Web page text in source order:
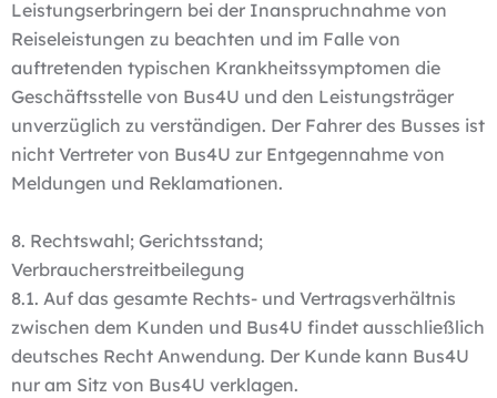
Leistungserbringern bei der Inanspruchnahme von
Reiseleistungen zu beachten und im Falle von
auftretenden typischen Krankheitssymptomen die
Geschäftsstelle von Bus4U und den Leistungsträger
unverzüglich zu verständigen. Der Fahrer des Busses ist
nicht Vertreter von Bus4U zur Entgegennahme von
Meldungen und Reklamationen.
8. Rechtswahl; Gerichtsstand;
Verbraucherstreitbeilegung
8.1. Auf das gesamte Rechts- und Vertragsverhältnis
zwischen dem Kunden und Bus4U findet ausschließlich
deutsches Recht Anwendung. Der Kunde kann Bus4U
nur am Sitz von Bus4U verklagen.